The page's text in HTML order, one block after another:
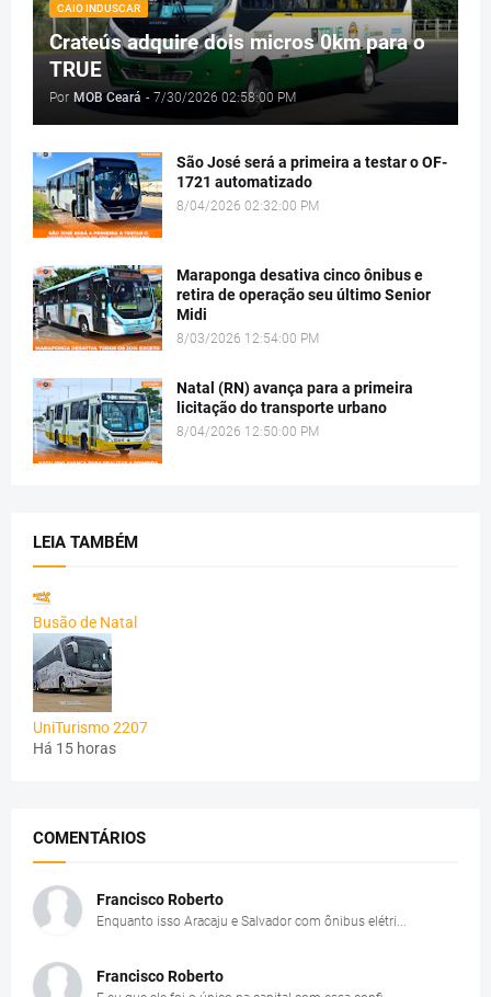
CAIO INDUSCAR
Crateús adquire dois micros 0km para o
TRUE
Por MOB Ceará - 7/30/2026 02:58:00 PM
São José será a primeira a testar o OF-
1721 automatizado
8/04/2026 02:32:00 PM
Maraponga desativa cinco ônibus e
retira de operação seu último Senior
Midi
8/03/2026 12:54:00 PM
Natal (RN) avança para a primeira
licitação do transporte urbano
8/04/2026 12:50:00 PM
LEIA TAMBÉM
Busão de Natal
UniTurismo 2207
Há 15 horas
COMENTÁRIOS
Francisco Roberto
Enquanto isso Aracaju e Salvador com ônibus elétri...
Francisco Roberto